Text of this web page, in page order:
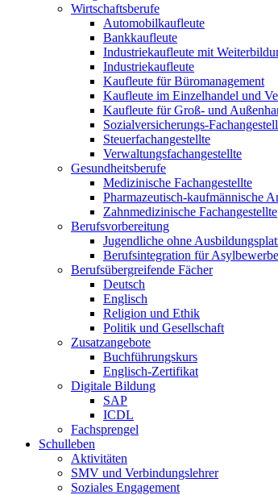
Wirtschaftsberufe
Automobilkaufleute
Bankkaufleute
Industriekaufleute mit
Industriekaufleute
Kaufleute für Büromanagement
Kaufleute im Einzelhandel und
Kaufleute für Groß- und
Sozialversicherungs-
Steuerfachangestellte
Verwaltungsfachangestellte
Gesundheitsberufe
Medizinische Fachangestellte
Pharmazeutisch-kaufmännische
Zahnmedizinische Fachangestellte
Berufsvorbereitung
Jugendliche ohne
Berufsintegration für
Berufsübergreifende Fächer
Deutsch
Englisch
Religion und Ethik
Politik und Gesellschaft
Zusatzangebote
Buchführungskurs
Englisch-Zertifikat
Digitale Bildung
SAP
ICDL
Fachsprengel
Schulleben
Aktivitäten
SMV und Verbindungslehrer
Soziales Engagement